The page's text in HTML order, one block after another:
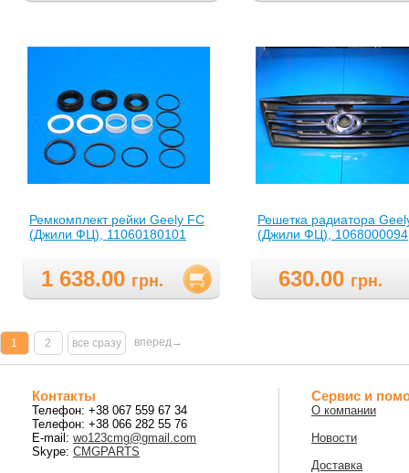
Ремкомплект рейки Geely FC
(Джили ФЦ), 11060180101
1 638.00 грн.
Решетка радиатора
(Джили ФЦ), 1068000094
630.00 грн.
1 2 все сразу вперед→
Контакты
Телефон: +38 067 559 67 34
Телефон: +38 066 282 55 76
E-mail: wo123cmg@gmail.com
Skype: CMGPARTS
Сервис и
О компании
Новости
Доставка